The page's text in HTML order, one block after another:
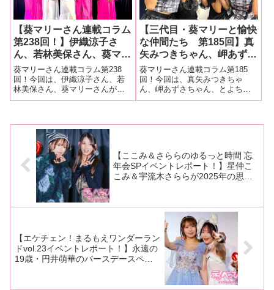
【葵マリーさん連載コラム
第238回！】伊織涼子さ
ん、若林美保さん、葵マリ
ーさんが主催する濃厚イベ
ント「大奥の乱VOL.8」の
様子をレポート！ゲストに
範田紗々ちゃんと島津かお
厚な大奥に！
葵マリーさん連載コラム第238
回！今回は、伊織涼子さん、若
林美保さん、葵マリーさんが主
催する濃厚イベント「大奥の乱
るさんを迎え、ますます濃厚な
大奥に！■マリーさんの今までの
連載は
【三代目・葵マリーと愉快
な仲間たち 第185回】真
矢みつきちゃん、岬あずさ
ちゃん、とよちゃんのユニ
ット・あわびスプラッシュ
の「あわびスプラッシュ～
in the sky～チャリティー
ト！
葵マリーさん連載コラム第185
回！今回は、真矢みつきちゃ
ん、岬あずさちゃん、とよちゃ
んが自由きままに歌って踊って
【ここみ＆さららのゆるっと時間 忘
年会SPイベントレポート！】星仲こ
こみ＆宇流木さららが2025年の思い
【エケチェン！まるもえワンダーラン
ドvol.23イベントレポート！】永遠の
19歳・円井萌華のバースデースペシ